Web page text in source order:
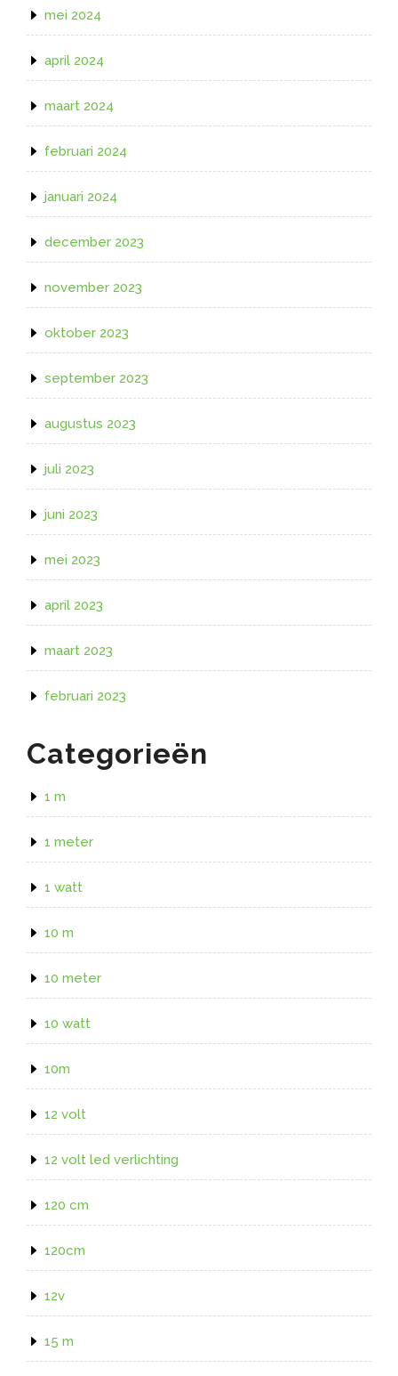
mei 2024
april 2024
maart 2024
februari 2024
januari 2024
december 2023
november 2023
oktober 2023
september 2023
augustus 2023
juli 2023
juni 2023
mei 2023
april 2023
maart 2023
februari 2023
Categorieën
1 m
1 meter
1 watt
10 m
10 meter
10 watt
10m
12 volt
12 volt led verlichting
120 cm
120cm
12v
15 m